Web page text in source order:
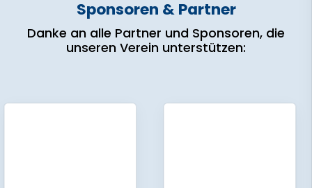
Sponsoren & Partner
Danke an alle Partner und Sponsoren, die
unseren Verein unterstützen: